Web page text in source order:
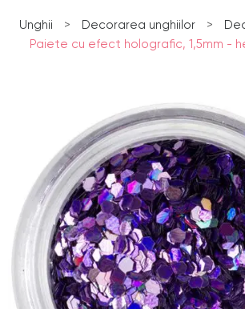
Unghii > Decorarea unghiilor >
Paiete cu efect holografic, 1,5mm -